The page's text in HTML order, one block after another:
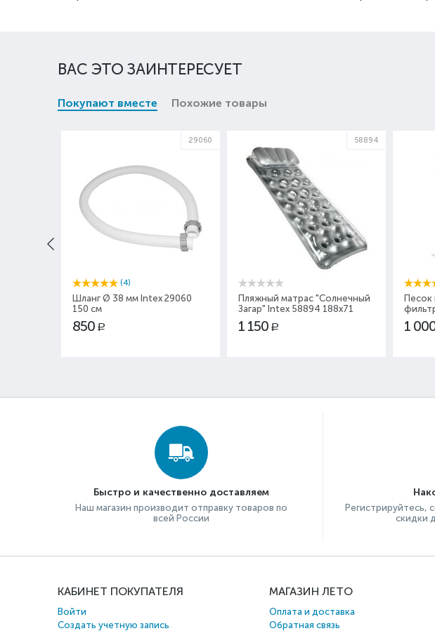
ВАС ЭТО ЗАИНТЕРЕСУЕТ
Покупают вместе Похожие товары
29060
(4)
Шланг Ø 38 мм Intex 29060
150 см
850 Р
58894
Пляжный матрас "Солнечный
Загар" Intex 58894 188х71
1 150 Р
Песок
1
Быстро и качественно доставляем
Наш магазин производит отправку товаров по
всей России
Регистрируйтесь,
скидки
КАБИНЕТ ПОКУПАТЕЛЯ
Войти
Создать учетную запись
МАГАЗИН ЛЕТО
Оплата и доставка
Обратная связь